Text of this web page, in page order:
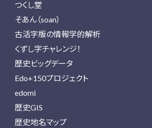
つくし堂
そあん（soan）
古活字版の情報学的解析
くずし字チャレンジ！
歴史ビッグデータ
Edo+150プロジェクト
edomi
歴史GIS
歴史地名マップ